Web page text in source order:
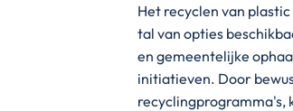
Het recyclen van
tal van opties
en gemeentelijke
initiatieven. Door
recyclingprogramma's,